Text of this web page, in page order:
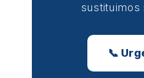
sustituimos
📞